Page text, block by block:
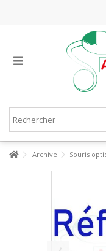
Archive Souris